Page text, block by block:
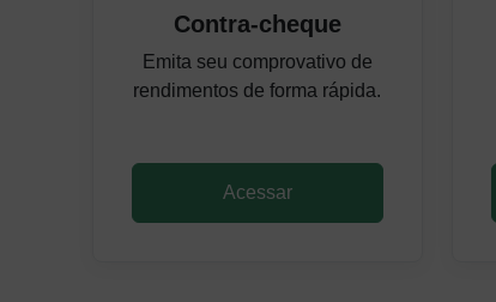
Contra-cheque
Emita seu comprovativo de
rendimentos de forma rápida.
Acessar